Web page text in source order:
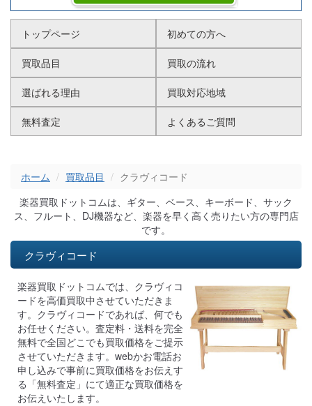
トップページ 初めての方へ
買取品目 買取の流れ
選ばれる理由 買取対応地域
無料査定 よくあるご質問
ホーム 買取品目
クラヴィコード
楽器買取ドットコムは、ギター、ベース、キーボード、サック
ス、フルート、DJ機器など、楽器を早く高く売りたい方の専門店
です。
クラヴィコード
楽器買取ドットコムでは、クラヴィコ
ードを高価買取中させていただきま
す。クラヴィコードであれば、何でも
お任せください。査定料・送料を完全
無料で全国どこでも買取価格をご提示
させていただきます。webかお電話お
申し込みで事前に買取価格をお伝えす
る「無料査定」にて適正な買取価格を
お伝えいたします。